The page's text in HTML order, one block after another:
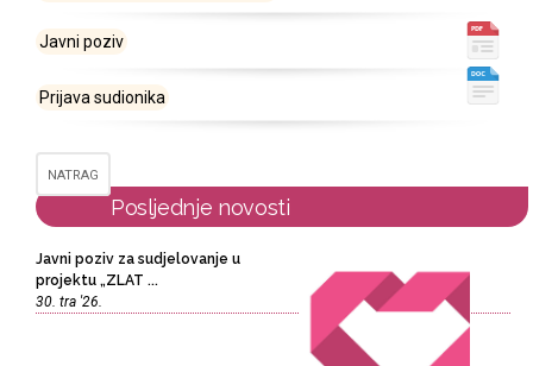
Javni poziv
Prijava sudionika
NATRAG
Posljednje novosti
Javni poziv za sudjelovanje u
projektu „ZLAT ...
30. tra '26.